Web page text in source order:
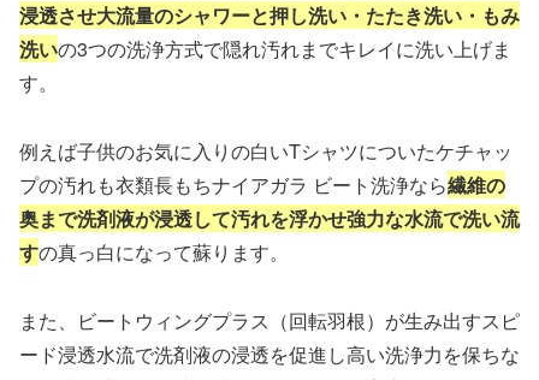
浸透させ大流量のシャワーと押し洗い・たたき洗い・もみ
洗いの3つの洗浄方式で隠れ汚れまでキレイに洗い上げま
す。
例えば子供のお気に入りの白いTシャツについたケチャッ
プの汚れも衣類長もちナイアガラ ビート洗浄なら繊維の
奥まで洗剤液が浸透して汚れを浮かせ強力な水流で洗い流
すの真っ白になって蘇ります。
また、ビートウィングプラス（回転羽根）が生み出すスピ
ード浸透水流で洗剤液の浸透を促進し高い洗浄力を保ちな